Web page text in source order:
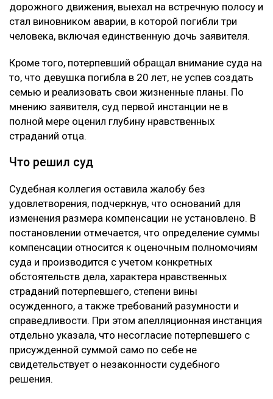
дорожного движения, выехал на встречную полосу и
стал виновником аварии, в которой погибли три
человека, включая единственную дочь заявителя.
Кроме того, потерпевший обращал внимание суда на
то, что девушка погибла в 20 лет, не успев создать
семью и реализовать свои жизненные планы. По
мнению заявителя, суд первой инстанции не в
полной мере оценил глубину нравственных
страданий отца.
Что решил суд
Судебная коллегия оставила жалобу без
удовлетворения, подчеркнув, что оснований для
изменения размера компенсации не установлено. В
постановлении отмечается, что определение суммы
компенсации относится к оценочным полномочиям
суда и производится с учетом конкретных
обстоятельств дела, характера нравственных
страданий потерпевшего, степени вины
осужденного, а также требований разумности и
справедливости. При этом апелляционная инстанция
отдельно указала, что несогласие потерпевшего с
присужденной суммой само по себе не
свидетельствует о незаконности судебного
решения.